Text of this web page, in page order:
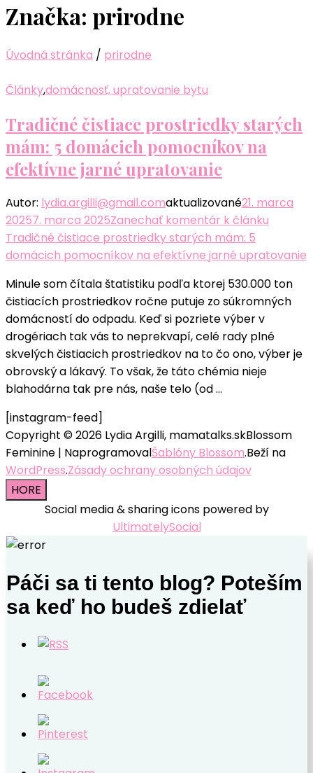
Značka: prirodne
Úvodná stránka / prirodne
Články,domácnosť, upratovanie bytu
Tradičné čistiace prostriedky starých
mám: 5 domácich pomocníkov na
efektívne jarné upratovanie
Autor: lydia.argilli@gmail.comaktualizované21. marca
20257. marca 2025Zanechať komentár k článku
Tradičné čistiace prostriedky starých mám: 5
domácich pomocníkov na efektívne jarné upratovanie
Minule som čítala štatistiku podľa ktorej 530.000 ton
čistiacích prostriedkov ročne putuje zo súkromných
domácností do odpadu. Keď si pozriete výber v
drogériach tak vás to neprekvapí, celé rady plné
skvelých čistiacich prostriedkov na to čo ono, výber je
obrovský a lákavý. To však, že táto chémia nieje
blahodárna tak pre nás, naše telo (od …
[instagram-feed]
Copyright © 2026 Lydia Argilli, mamatalks.skBlossom
Feminine | NaprogramovalŠablóny Blossom.Beží na
WordPress.Zásady ochrany osobných údajov
HORE
Social media & sharing icons powered by
UltimatelySocial
Páči sa ti tento blog? Poteším
sa keď ho budeš zdielať